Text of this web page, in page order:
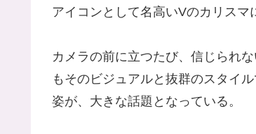
アイコンとして名高いVのカリスマ
カメラの前に立つたび、信じられ
もそのビジュアルと抜群のスタイ
姿が、大きな話題となっている。